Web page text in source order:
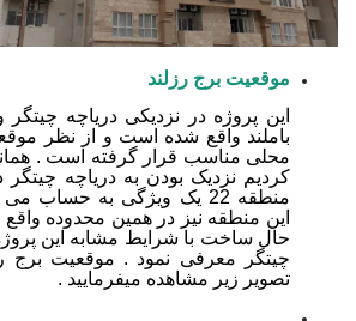
موقعیت برج رزلند
این پروژه در نزدیکی دریاچه
محلی مناسب قرار گرفته است .
کردیم نزدیک بودن به دریاچه چیتگر
منطقه 22 یک ویژگی به حساب
این منطقه نیز در همین محدوده
حال ساخت با شرایط مشابه این پروژه
چیتگر معرفی نمود . موقعیت برج
تصویر زیر مشاهده میفرمایید .